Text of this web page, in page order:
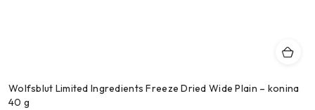
Wolfsblut Limited Ingredients Freeze Dried Wide Plain – konina
40 g